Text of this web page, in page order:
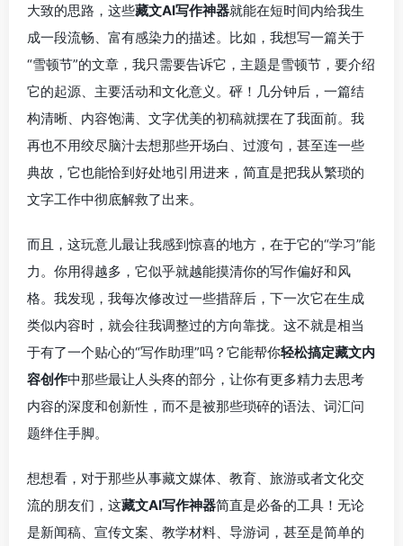
大致的思路，这些藏文AI写作神器就能在短时间内给我生
成一段流畅、富有感染力的描述。比如，我想写一篇关于
“雪顿节”的文章，我只需要告诉它，主题是雪顿节，要介绍
它的起源、主要活动和文化意义。砰！几分钟后，一篇结
构清晰、内容饱满、文字优美的初稿就摆在了我面前。我
再也不用绞尽脑汁去想那些开场白、过渡句，甚至连一些
典故，它也能恰到好处地引用进来，简直是把我从繁琐的
文字工作中彻底解救了出来。
而且，这玩意儿最让我感到惊喜的地方，在于它的“学习”能
力。你用得越多，它似乎就越能摸清你的写作偏好和风
格。我发现，我每次修改过一些措辞后，下一次它在生成
类似内容时，就会往我调整过的方向靠拢。这不就是相当
于有了一个贴心的“写作助理”吗？它能帮你轻松搞定藏文内
容创作中那些最让人头疼的部分，让你有更多精力去思考
内容的深度和创新性，而不是被那些琐碎的语法、词汇问
题绊住手脚。
想想看，对于那些从事藏文媒体、教育、旅游或者文化交
流的朋友们，这藏文AI写作神器简直是必备的工具！无论
是新闻稿、宣传文案、教学材料、导游词，甚至是简单的